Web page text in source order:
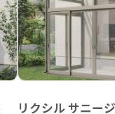
リクシル サニー